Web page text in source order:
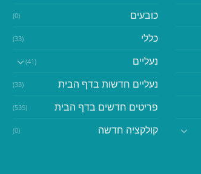
כובעים (0)
כללי (33)
נעליים (41)
נעליים חדשות בדף הבית (33)
פריטים חדשים בדף הבית (535)
קולקציה חדשה (0)